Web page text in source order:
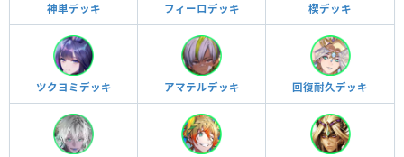
神単デッキ フィーロデッキ 楔デッキ
ツクヨミデッキ アマテルデッキ 回復耐久デッキ